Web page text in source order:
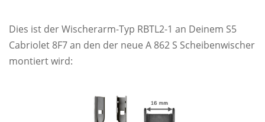
Dies ist der Wischerarm-Typ RBTL2-1 an Deinem S5
Cabriolet 8F7 an den der neue A 862 S Scheibenwischer
montiert wird: